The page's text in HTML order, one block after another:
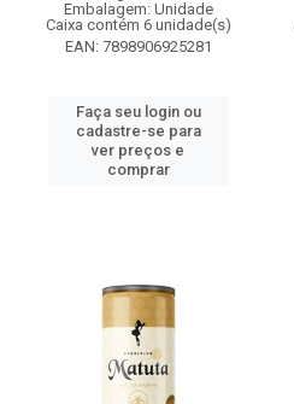
Embalagem: Unidade
Caixa contém 6 unidade(s)
EAN: 7898906925281
Faça seu login ou
cadastre-se para
ver preços e
comprar